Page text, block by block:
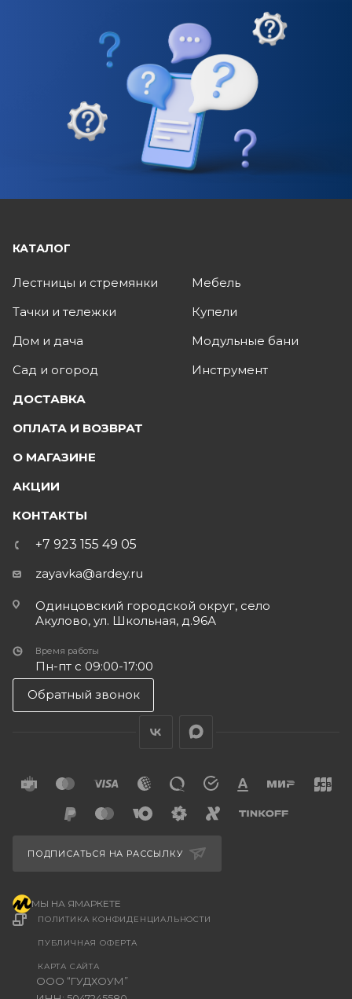
КАТАЛОГ
Лестницы и стремянки
Тачки и тележки
Дом и дача
Сад и огород
Мебель
Купели
Модульные бани
Инструмент
ДОСТАВКА
ОПЛАТА И ВОЗВРАТ
О МАГАЗИНЕ
АКЦИИ
КОНТАКТЫ
+7 923 155 49 05
zayavka@ardey.ru
Одинцовский городской округ, село
Акулово, ул. Школьная, д.96А
Время работы
Пн-пт с 09:00-17:00
Обратный звонок
ООО “ГУДХОУМ”
ПОЛИТИКА КОНФИДЕНЦИАЛЬНОСТИ
ПУБЛИЧНАЯ ОФЕРТА
КАРТА САЙТА
ПОДПИСАТЬСЯ НА РАССЫЛКУ
МЫ НА ЯМАРКЕТЕ